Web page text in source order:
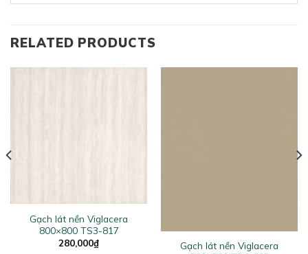
RELATED PRODUCTS
Gạch lát nền Viglacera
800×800 TS3-817
280,000₫
Gạch lát nền Viglacera